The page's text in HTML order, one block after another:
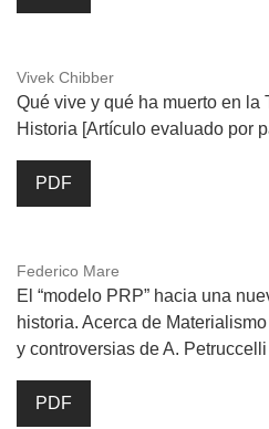
Vivek Chibber
Qué vive y qué ha muerto en la
Historia [Artículo evaluado por
PDF
Federico Mare
El “modelo PRP” hacia una
historia. Acerca de
y controversias de A. Petruccelli
PDF